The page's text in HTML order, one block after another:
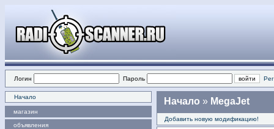
Логин Пароль
Начало
магазин
объявления
Начало » MegaJet
Добавить новую модификацию!